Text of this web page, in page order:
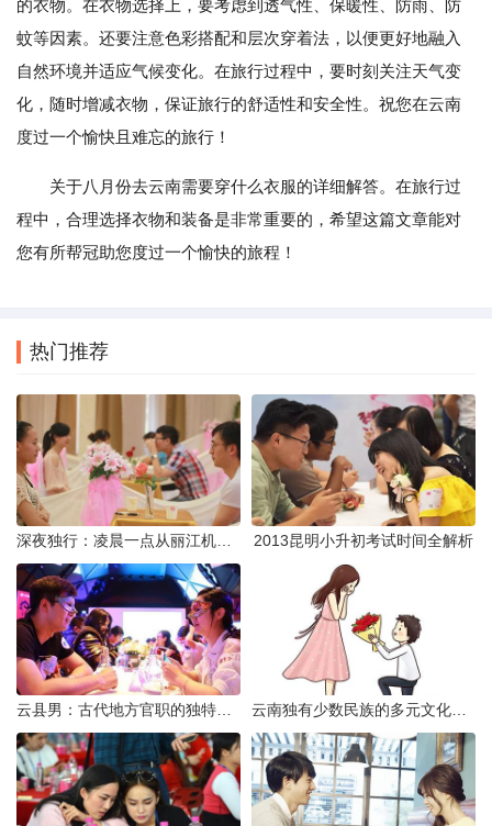
的衣物。在衣物选择上，要考虑到透气性、保暖性、防雨、防
蚊等因素。还要注意色彩搭配和层次穿着法，以便更好地融入
自然环境并适应气候变化。在旅行过程中，要时刻关注天气变
化，随时增减衣物，保证旅行的舒适性和安全性。祝您在云南
度过一个愉快且难忘的旅行！
关于八月份去云南需要穿什么衣服的详细解答。在旅行过
程中，合理选择衣物和装备是非常重要的，希望这篇文章能对
您有所帮冠助您度过一个愉快的旅程！
热门推荐
2013昆明小升初考试时间全解析